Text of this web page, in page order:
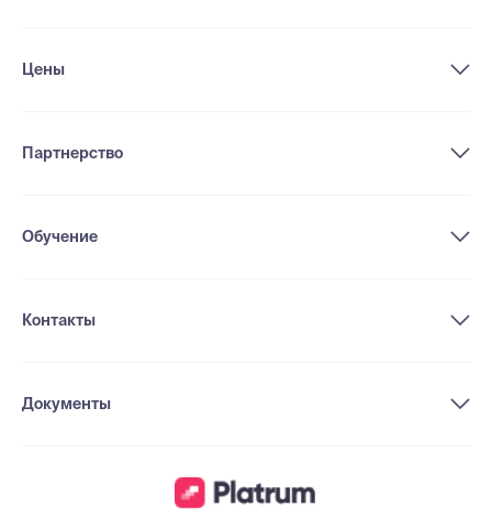
Цены
Партнерство
Обучение
Контакты
Документы